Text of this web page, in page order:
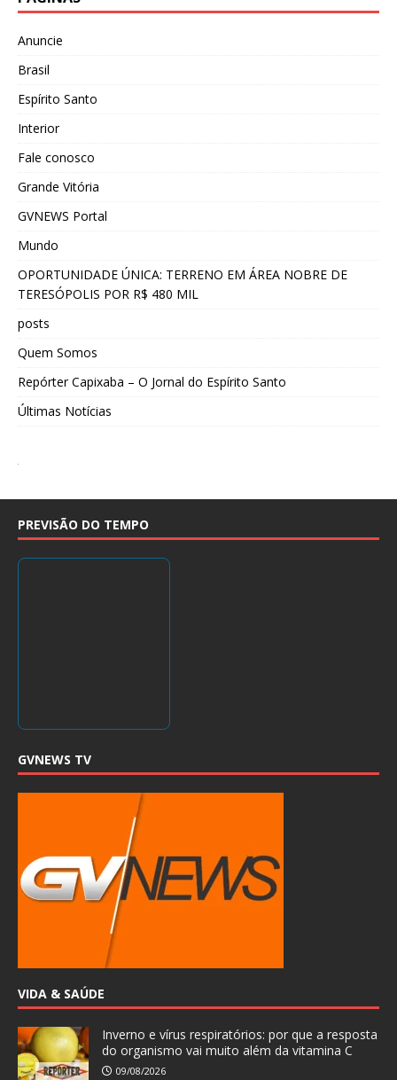
Anuncie
Brasil
Espírito Santo
Interior
Fale conosco
Grande Vitória
GVNEWS Portal
Mundo
OPORTUNIDADE ÚNICA: TERRENO EM ÁREA NOBRE DE
TERESÓPOLIS POR R$ 480 MIL
posts
Quem Somos
Repórter Capixaba – O Jornal do Espírito Santo
Últimas Notícias
PREVISÃO DO TEMPO
GVNEWS TV
VIDA & SAÚDE
Inverno e vírus respiratórios: por que a resposta
do organismo vai muito além da vitamina C
09/08/2026